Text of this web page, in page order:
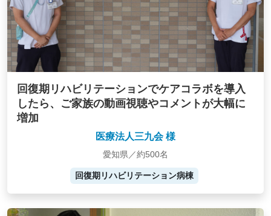
回復期リハビリテーションでケアコラボを導入
したら、ご家族の動画視聴やコメントが大幅に
増加
医療法人三九会 様
愛知県／約500名
回復期リハビリテーション病棟